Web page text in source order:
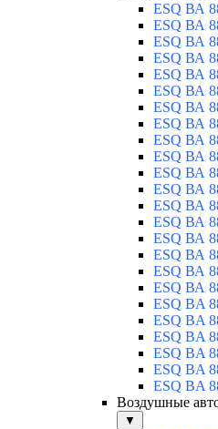
ESQ ВА
ESQ ВА
ESQ ВА
ESQ ВА
ESQ ВА
ESQ ВА
ESQ ВА
ESQ ВА
ESQ ВА
ESQ ВА
ESQ ВА
ESQ ВА
ESQ ВА
ESQ ВА
ESQ ВА
ESQ ВА
ESQ ВА
ESQ ВА
ESQ BA
ESQ BA
ESQ BA
ESQ BA
ESQ BA
ESQ BA
Воздушные
▼